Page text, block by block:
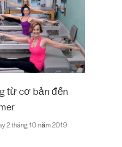
từ cơ bản đến
2 tháng 10 năm 2019